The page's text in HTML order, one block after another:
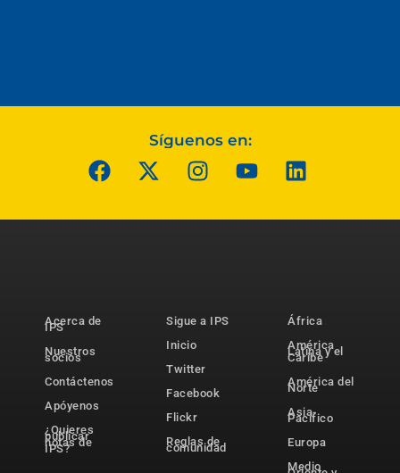
Síguenos en:
Acerca de
IPS
Nuestros
socios
Contáctenos
Apóyenos
¿Quieres
publicar
notas de
IPS?
Sigue a IPS
Inicio
Twitter
Facebook
Flickr
Reglas de
comunidad
África
América
Latina y el
Caribe
América del
Norte
Asia-
Pacífico
Europa
Medio